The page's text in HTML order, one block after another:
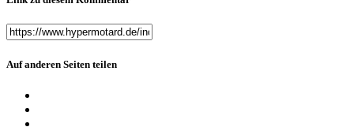
Auf anderen Seiten teilen